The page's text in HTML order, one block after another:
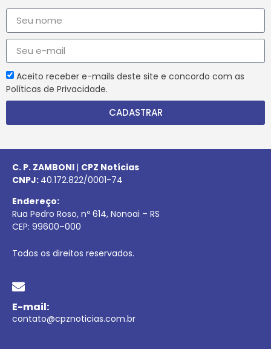
Aceito receber e-mails deste site e concordo com as
Políticas de Privacidade.
CADASTRAR
C. P. ZAMBONI | CPZ Notícias
CNPJ: 40.172.822/0001-74
Endereço:
Rua Pedro Roso, nº 614, Nonoai – RS
CEP: 99600–000
Todos os direitos reservados.
E-mail:
contato@cpznoticias.com.br